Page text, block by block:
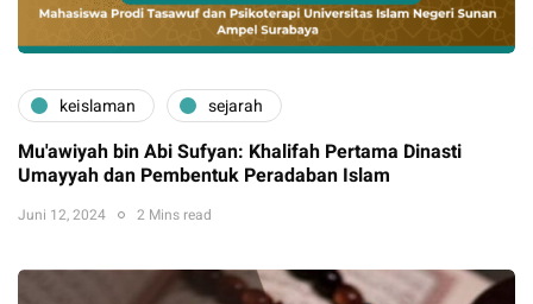
keislaman sejarah
Mu'awiyah bin Abi Sufyan: Khalifah Pertama Dinasti
Umayyah dan Pembentuk Peradaban Islam
Juni 12, 2024 2 Mins read